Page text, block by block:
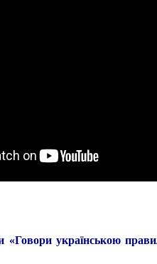
«Говори українською